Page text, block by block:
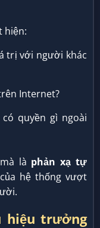
hiện:
trị với người khác
Internet?
quyền gì ngoài
là phản xạ tự
hệ thống vượt
hiệu trưởng